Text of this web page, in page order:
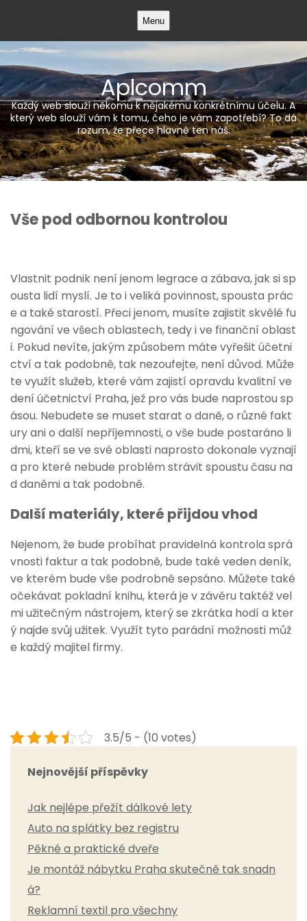
content
Menu
Aplcomm
Každý web slouží někomu k nějakému konkrétnímu účelu. A
který web slouží vám k tomu, čeho je vám zapotřebí? To dá
rozum, že přece hlavně ten náš.
Vše pod odbornou kontrolou
Vlastnit podnik není jenom legrace a zábava, jak si sp
ousta lidí myslí. Je to i veliká povinnost, spousta prác
e a také starostí. Přeci jenom, musíte zajistit skvělé fu
ngování ve všech oblastech, tedy i ve finanční oblast
i. Pokud nevíte, jakým způsobem máte vyřešit účetni
ctví a tak podobně, tak nezoufejte, není důvod. Může
te využít služeb, které vám zajistí opravdu kvalitní ve
dení účetnictví Praha, jež pro vás bude naprostou sp
ásou. Nebudete se muset starat o daně, o různé fakt
ury ani o další nepříjemnosti, o vše bude postaráno li
dmi, kteří se ve své oblasti naprosto dokonale vyznají
a pro které nebude problém strávit spoustu času na
d daněmi a tak podobně.
Další materiály, které přijdou vhod
Nejenom, že bude probíhat pravidelná kontrola sprá
vnosti faktur a tak podobně, bude také veden deník,
ve kterém bude vše podrobně sepsáno. Můžete také
očekávat pokladní knihu, která je v závěru taktéž vel
mi užitečným nástrojem, který se zkrátka hodí a kter
ý najde svůj užitek. Využít tyto parádní možnosti můž
e každý majitel firmy.
3.5/5 - (10 votes)
Nejnovější příspěvky
Jak nejlépe přežít dálkové lety
Auto na splátky bez registru
Pěkné a praktické dveře
Je montáž nábytku Praha skutečně tak snadn
á?
Reklamní textil pro všechny